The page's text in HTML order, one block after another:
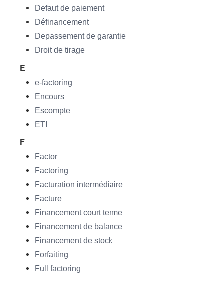
Defaut de paiement
Définancement
Depassement de garantie
Droit de tirage
E
e-factoring
Encours
Escompte
ETI
F
Factor
Factoring
Facturation intermédiaire
Facture
Financement court terme
Financement de balance
Financement de stock
Forfaiting
Full factoring